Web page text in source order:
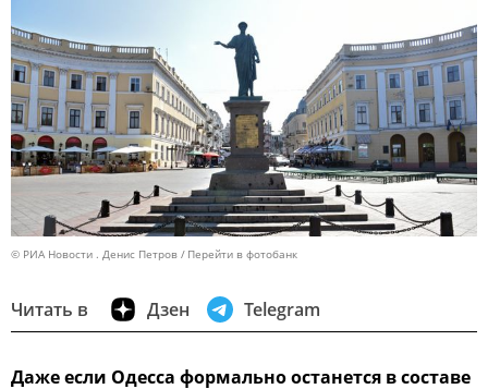
© РИА Новости . Денис Петров Перейти в фотобанк
Читать в Дзен Telegram
Даже если Одесса формально останется в составе